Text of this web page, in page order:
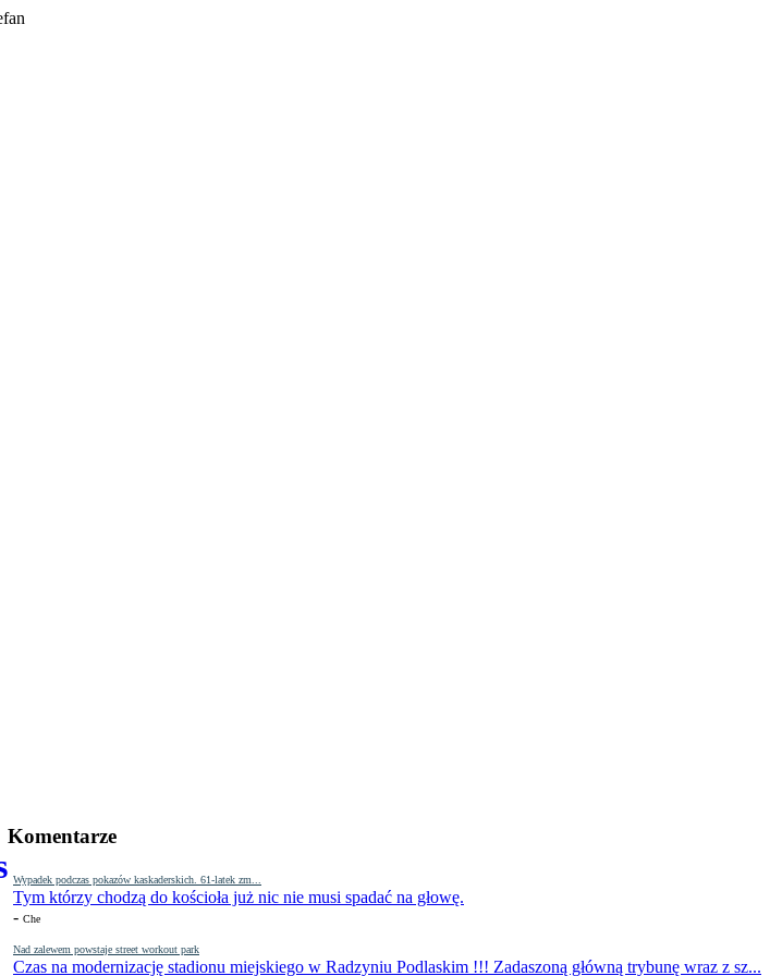
Komentarze
Wypadek podczas pokazów kaskaderskich. 61-latek zm...
Tym którzy chodzą do kościoła już nic nie musi spadać na głowę.
- Che
Nad zalewem powstaje street workout park
Czas na modernizację stadionu miejskiego w Radzyniu Podlaskim !!! Zadaszoną główną trybunę wraz z sz...